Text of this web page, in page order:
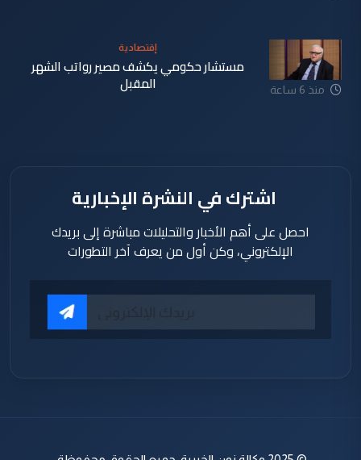
منذ 6 ساعة
إقتصادية
مستشار حكومي يكشف مصير رواتب الشهر
المقبل
اشترك في النشرة الإخبارية
احصل على أهم الأخبار والتحليلات مباشرة إلى بريدك
الإلكتروني، وكن أول من يعرف آخر التطورات